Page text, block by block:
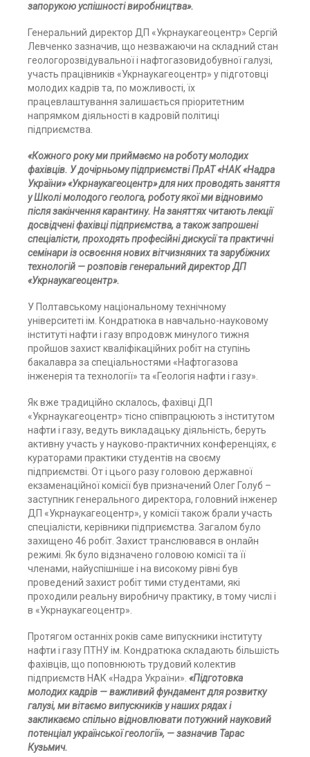
запорукою успішності виробництва».
Генеральний директор ДП «Укрнаукагеоцентр» Сергій
Левченко зазначив, що незважаючи на складний стан
геологорозвідувальної і нафтогазовидобувної галузі,
участь працівників «Укрнаукагеоцентр» у підготовці
молодих кадрів та, по можливості, їх
працевлаштування залишається пріоритетним
напрямком діяльності в кадровій політиці
підприємства.
«Кожного року ми приймаємо на роботу молодих
фахівців. У дочірньому підприємстві ПрАТ «НАК «Надра
України» «Укрнаукагеоцентр» для них проводять заняття
у Школі молодого геолога, роботу якої ми відновимо
після закінчення карантину. На заняттях читають лекції
досвідчені фахівці підприємства, а також запрошені
спеціалісти, проходять професійні дискусії та практичні
семінари із освоєння нових вітчизняних та зарубіжних
технологій — розповів генеральний директор ДП
«Укрнаукагеоцентр».
У Полтавському національному технічному
університеті ім. Кондратюка в навчально-науковому
інституті нафти і газу впродовж минулого тижня
пройшов захист кваліфікаційних робіт на ступінь
бакалавра за спеціальностями «Нафтогазова
інженерія та технології» та «Геологія нафти і газу».
Як вже традиційно склалось, фахівці ДП
«Укрнаукагеоцентр» тісно співпрацюють з інститутом
нафти і газу, ведуть викладацьку діяльність, беруть
активну участь у науково-практичних конференціях, є
кураторами практики студентів на своєму
підприємстві. От і цього разу головою державної
екзаменаційної комісії був призначений Олег Голуб –
заступник генерального директора, головний інженер
ДП «Укрнаукагеоцентр», у комісії також брали участь
спеціалісти, керівники підприємства. Загалом було
захищено 46 робіт. Захист транслювався в онлайн
режимі. Як було відзначено головою комісії та її
членами, найуспішніше і на високому рівні був
проведений захист робіт тими студентами, які
проходили реальну виробничу практику, в тому числі і
в «Укрнаукагеоцентр».
Протягом останніх років саме випускники інституту
нафти і газу ПТНУ ім. Кондратюка складають більшість
фахівців, що поповнюють трудовий колектив
підприємств НАК «Надра України». «Підготовка
молодих кадрів — важливий фундамент для розвитку
галузі, ми вітаємо випускників у наших рядах і
закликаємо спільно відновлювати потужний науковий
потенціал української геології», — зазначив Тарас
Кузьмич.